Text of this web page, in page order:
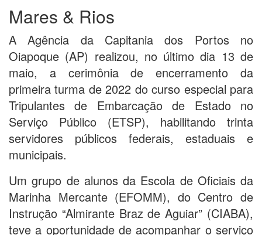
Mares & Rios
A Agência da Capitania dos Portos no
Oiapoque (AP) realizou, no último dia 13 de
maio, a cerimônia de encerramento da
primeira turma de 2022 do curso especial para
Tripulantes de Embarcação de Estado no
Serviço Público (ETSP), habilitando trinta
servidores públicos federais, estaduais e
municipais.
Um grupo de alunos da Escola de Oficiais da
Marinha Mercante (EFOMM), do Centro de
Instrução “Almirante Braz de Aguiar” (CIABA),
teve a oportunidade de acompanhar o serviço